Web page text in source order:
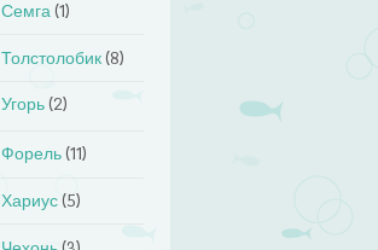
Семга (1)
Толстолобик (8)
Угорь (2)
Форель (11)
Хариус (5)